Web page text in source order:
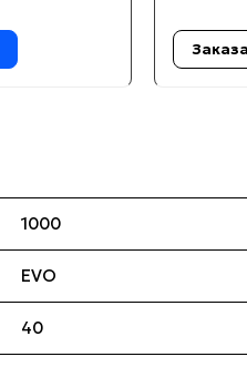
1000
EVO
40